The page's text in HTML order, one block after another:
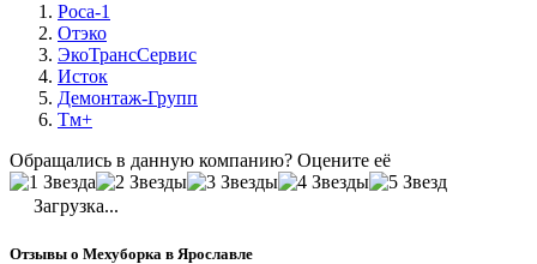
Роса-1
Отэко
ЭкоТрансСервис
Исток
Демонтаж-Групп
Тм+
Обращались в данную компанию? Оцените её
Загрузка...
Отзывы о Мехуборка в Ярославле